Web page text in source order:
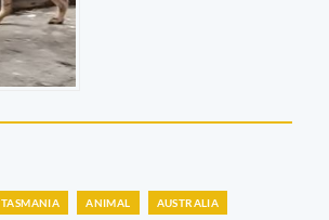
TASMANIA ANIMAL AUSTRALIA